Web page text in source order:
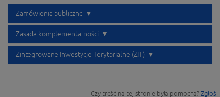
Zamówienia publiczne
Zasada komplementarności
Zintegrowane Inwestycje Terytorialne (ZIT)
Czy treść na tej stronie była pomocna? Zgłoś